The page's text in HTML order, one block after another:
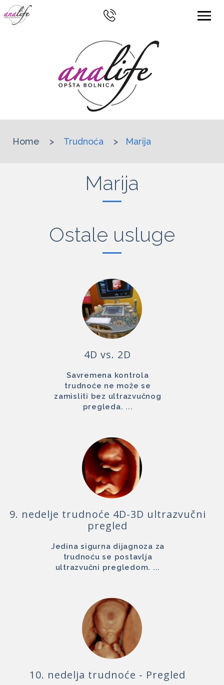
Home > Trudnoća > Marija
Marija
Ostale usluge
4D vs. 2D
Savremena kontrola
trudnoće ne može se
zamisliti bez ultrazvučnog
pregleda. ...
9. nedelje trudnoće 4D-3D ultrazvučni
pregled
Jedina sigurna dijagnoza za
trudnoću se postavlja
ultrazvučni pregledom. ...
10. nedelja trudnoće - Pregled